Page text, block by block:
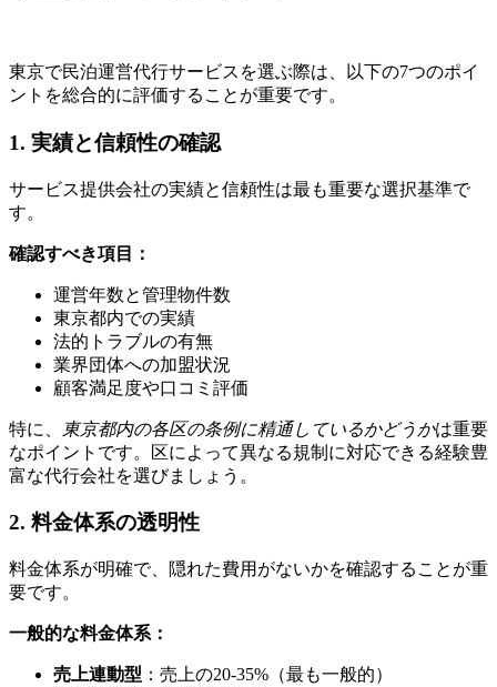
東京で民泊運営代行サービスを選ぶ際は、以下の7つのポイ
ントを総合的に評価することが重要です。
1. 実績と信頼性の確認
サービス提供会社の実績と信頼性は最も重要な選択基準で
す。
確認すべき項目：
運営年数と管理物件数
東京都内での実績
法的トラブルの有無
業界団体への加盟状況
顧客満足度や口コミ評価
特に、 東京都内の各区の条例に精通しているかどうかは重要
なポイントです。区によって異なる規制に対応できる経験豊
富な代行会社を選びましょう。
2. 料金体系の透明性
料金体系が明確で、隠れた費用がないかを確認することが重
要です。
一般的な料金体系：
売上連動型 ：売上の20-35%（最も一般的）